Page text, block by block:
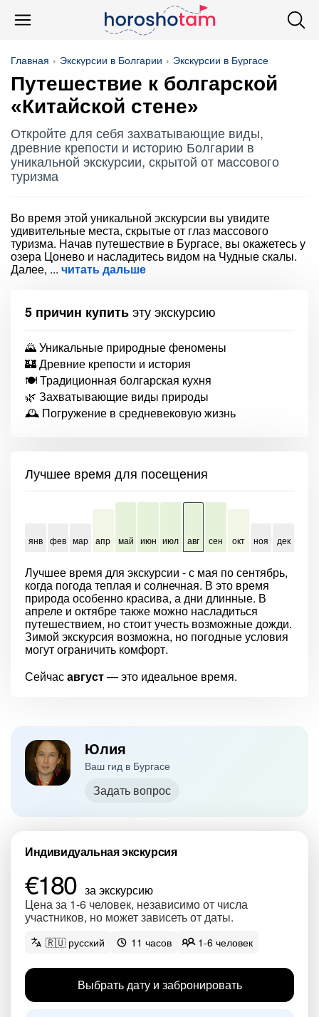
Главная Экскурсии в Болгарии Экскурсии в Бургасе
Путешествие к болгарской
«Китайской стене»
Откройте для себя захватывающие виды,
древние крепости и историю Болгарии в
уникальной экскурсии, скрытой от массового
туризма
Во время этой уникальной экскурсии вы увидите
удивительные места, скрытые от глаз массового
туризма. Начав путешествие в Бургасе, вы окажетесь у
озера Цонево и насладитесь видом на Чудные скалы.
Далее, читать дальше
5 причин купитьэту экскурсию
🌄 Уникальные природные феномены
🏰 Древние крепости и история
🍽 Традиционная болгарская кухня
🌿 Захватывающие виды природы
🕰 Погружение в средневековую жизнь
Лучшее время для посещения
янв фев мар апр май июн июл авг сен окт ноя дек
Лучшее время для экскурсии - с мая по сентябрь,
когда погода теплая и солнечная. В это время
природа особенно красива, а дни длинные. В
апреле и октябре также можно насладиться
путешествием, но стоит учесть возможные дожди.
Зимой экскурсия возможна, но погодные условия
могут ограничить комфорт.
Сейчасавгуст— это идеальное время.
Юлия
Ваш гид в Бургасе
Задать вопрос
Индивидуальная экскурсия
€180 за экскурсию
Цена за 1-6 человек, независимо от числа
участников, но может зависеть от даты.
🇷🇺 русский 11 часов 1-6 человек
Выбрать дату и забронировать